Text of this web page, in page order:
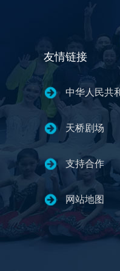
友情链接
中华人民共
天桥剧场
支持合作
网站地图